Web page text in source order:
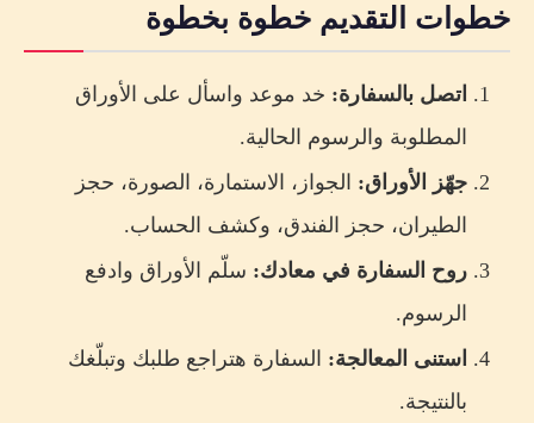
خطوات التقديم خطوة بخطوة
اتصل بالسفارة: خد موعد واسأل على الأوراق
المطلوبة والرسوم الحالية.
جهّز الأوراق: الجواز، الاستمارة، الصورة، حجز
الطيران، حجز الفندق، وكشف الحساب.
روح السفارة في معادك: سلّم الأوراق وادفع
الرسوم.
استنى المعالجة: السفارة هتراجع طلبك وتبلّغك
بالنتيجة.